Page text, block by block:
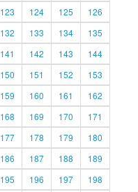
123 124 125
126
132 133 134
135
141 142 143
144
150 151 152
153
159 160 161
162
168 169 170
171
177 178 179
180
186 187 188
189
195 196 197
198